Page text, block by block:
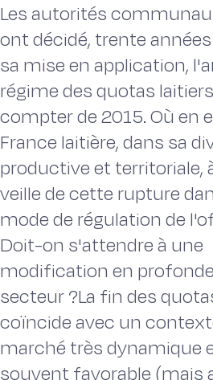
Les autorités
ont décidé, trente
sa mise en application,
régime des quotas
compter de 2015. Où en
France laitière, dans sa
productive et territoriale,
veille de cette rupture
mode de régulation de
Doit-on s'attendre à une
modification en
secteur ?La fin des
coïncide avec un
marché très dynamique
souvent favorable (mais